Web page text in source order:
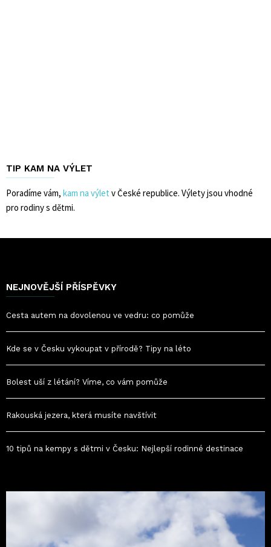
TIP KAM NA VÝLET
Poradíme vám, kam na výlet v České republice. Výlety jsou vhodné
pro rodiny s dětmi.
NEJNOVĚJŠÍ PŘÍSPĚVKY
Cesta autem na dovolenou ve vedru: co pomůže
Kde se v Česku vykoupat v přírodě? Tipy na léto
Bolest uší z létání? Víme, co vám pomůže
Rakouská jezera, která musíte navštívit
10 tipů na kempy s dětmi v Česku: Nejlepší rodinné destinace